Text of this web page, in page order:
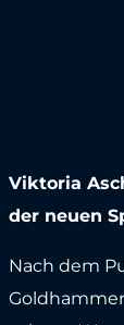
Viktoria
der neuen
Nach dem